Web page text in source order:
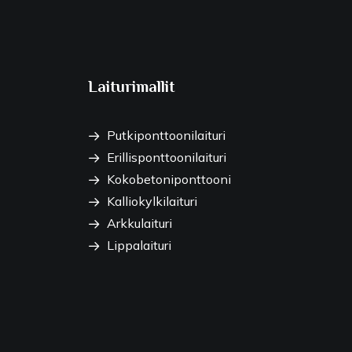
Laiturimallit
Putkiponttoonilaituri
Erillisponttoonilaituri
Kokobetoniponttooni
Kalliokylkilaituri
Arkkulaituri
Lippalaituri